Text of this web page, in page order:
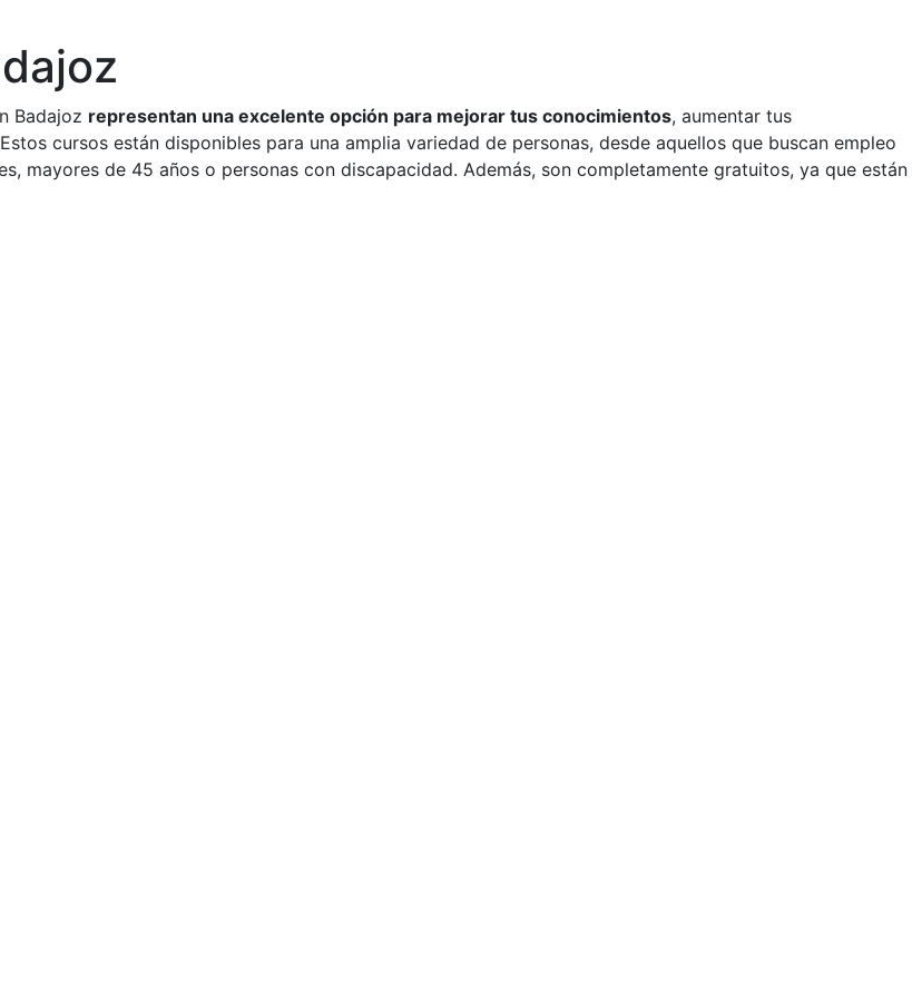
Badajoz representan una excelente opción para mejorar tus conocimientos, aumentar tus
cursos están disponibles para una amplia variedad de personas, desde aquellos que buscan empleo
mayores de 45 años o personas con discapacidad. Además, son completamente gratuitos, ya que están